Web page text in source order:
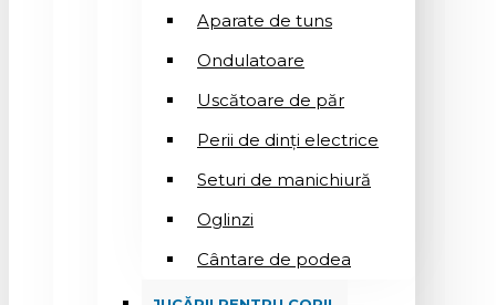
Aparate de tuns
Ondulatoare
Uscătoare de păr
Perii de dinți electrice
Seturi de manichiură
Oglinzi
Cântare de podea